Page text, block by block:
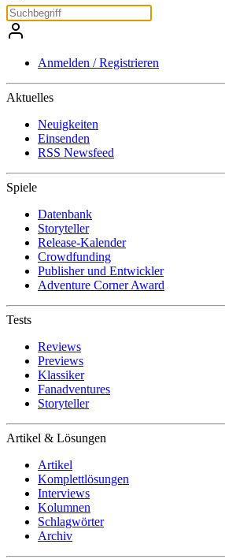
Anmelden / Registrieren
Aktuelles
Neuigkeiten
Einsenden
RSS Newsfeed
Spiele
Datenbank
Storyteller
Release-Kalender
Crowdfunding
Publisher und Entwickler
Adventure Corner Award
Tests
Reviews
Previews
Klassiker
Fanadventures
Storyteller
Artikel & Lösungen
Artikel
Komplettlösungen
Interviews
Kolumnen
Schlagwörter
Archiv